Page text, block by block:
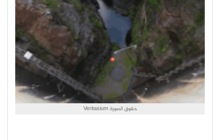
حقوق الصورة: Veritasium